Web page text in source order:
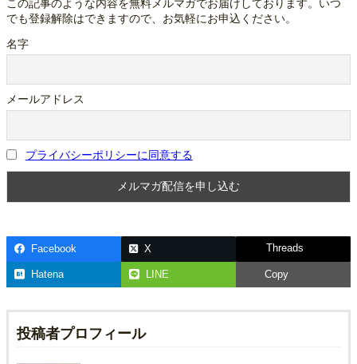
この記事のような内容を無料メルマガでお届けしております。いつ
でも登録解除はできますので、お気軽にお申込ください。
名字
メールアドレス
プライバシーポリシーに同意する
Facebook X Threads
Hatena LINE Copy
投稿者プロフィール